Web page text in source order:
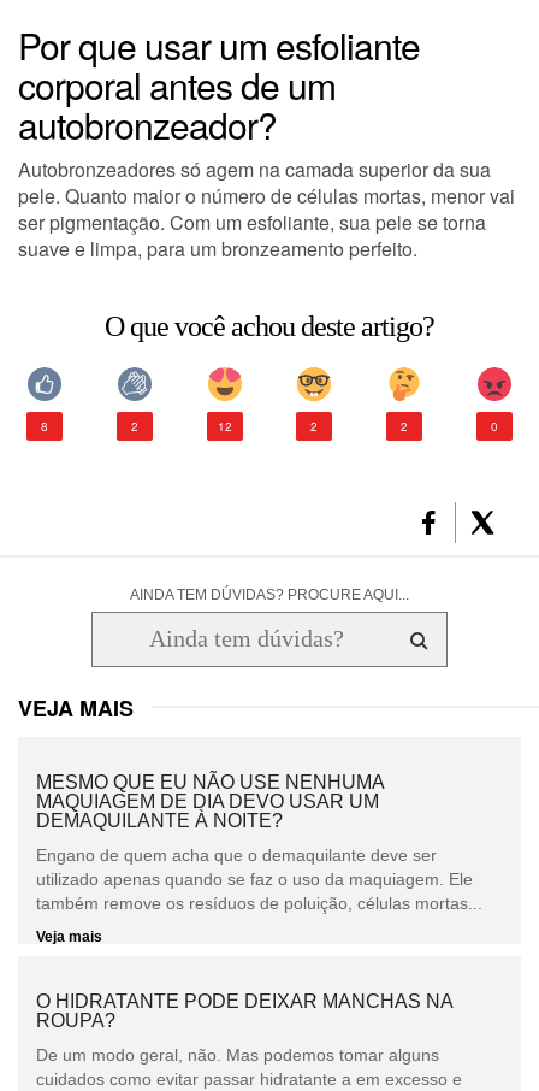
CABELO
DESODORANTE
SOLAR
DERMACLUB
CONSULTORIA DE PRODUTOS LA ROCHE-POSAY
Por que usar um esfoliante
corporal antes de um
autobronzeador?
Autobronzeadores só agem na camada superior da sua
pele. Quanto maior o número de células mortas, menor vai
ser pigmentação. Com um esfoliante, sua pele se torna
suave e limpa, para um bronzeamento perfeito.
O que você achou deste artigo?
8 2 12 2 2 0
AINDA TEM DÚVIDAS? PROCURE AQUI...
VEJA MAIS
MESMO QUE EU NÃO USE NENHUMA
MAQUIAGEM DE DIA DEVO USAR UM
DEMAQUILANTE À NOITE?
Engano de quem acha que o demaquilante deve ser
utilizado apenas quando se faz o uso da maquiagem. Ele
também remove os resíduos de poluição, células mortas...
Veja mais
O HIDRATANTE PODE DEIXAR MANCHAS NA
ROUPA?
De um modo geral, não. Mas podemos tomar alguns
cuidados como evitar passar hidratante a em excesso e